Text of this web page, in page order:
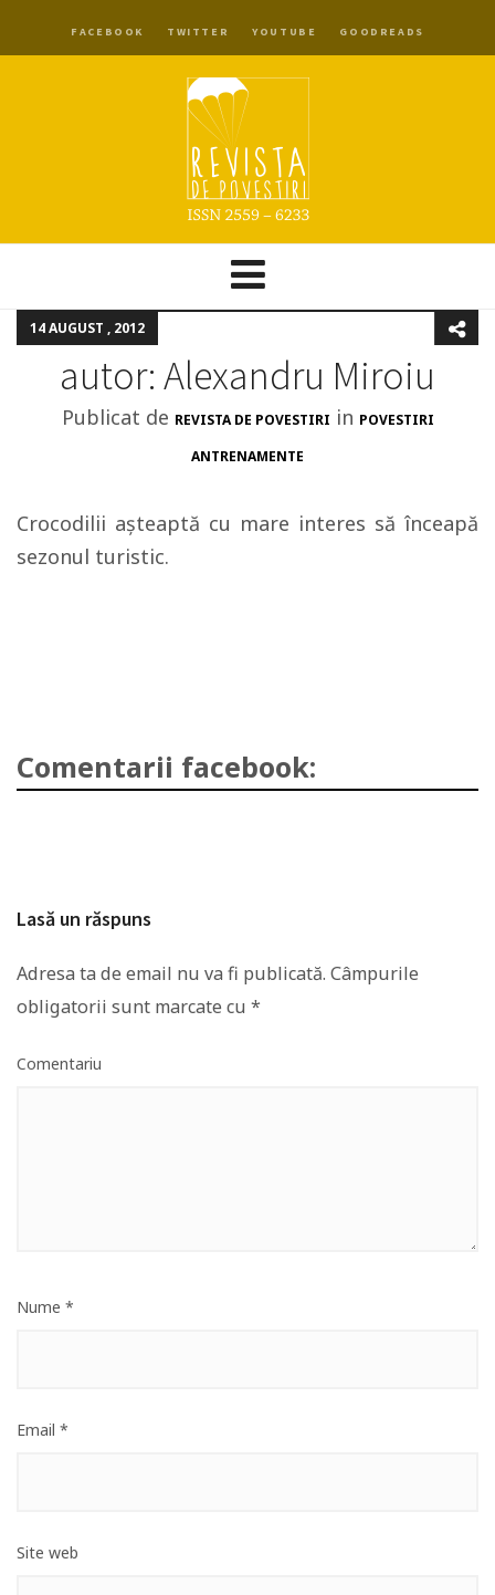
FACEBOOK TWITTER YOUTUBE GOODREADS
14 AUGUST , 2012
autor: Alexandru Miroiu
Publicat de REVISTA DE POVESTIRI in POVESTIRI
ANTRENAMENTE
Crocodilii așteaptă cu mare interes să înceapă
sezonul turistic.
Comentarii facebook:
Lasă un răspuns
Adresa ta de email nu va fi publicată. Câmpurile
obligatorii sunt marcate cu *
Comentariu
Nume *
Email *
Site web